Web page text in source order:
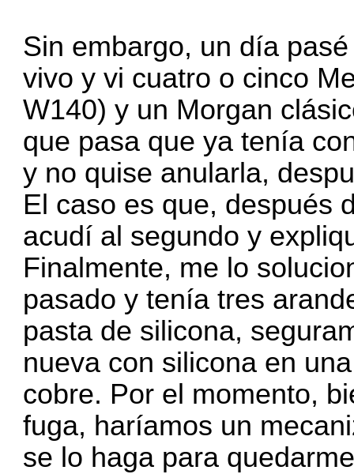
Sin embargo, un día
vivo y vi cuatro o cinco
W140) y un Morgan
que pasa que ya tenía
y no quise anularla,
El caso es que, después
acudí al segundo y
Finalmente, me lo
pasado y tenía tres
pasta de silicona,
nueva con silicona en
cobre. Por el momento,
fuga, haríamos un
se lo haga para